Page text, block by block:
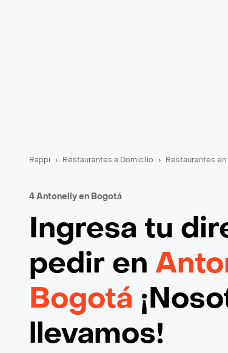
Rappi Restaurantes a Domicilio Restaurantes
4 Antonelly en Bogotá
Ingresa tu
pedir en
Bogotá
llevamos!